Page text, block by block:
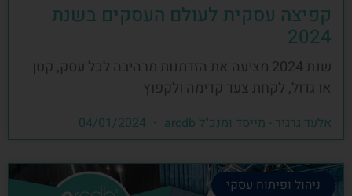
קפיצה עסקית לעולם העסקים בשנת
2024
שנת 2024 מציעה את הזדמנות מרהיבה לכל עסק, קטן
או גדול, לקחת צעד קדימה ולקפוץ
אלעד גרגיר - מייסד ומנכ"ל arcdb
ניהול ופיתוח עסקי